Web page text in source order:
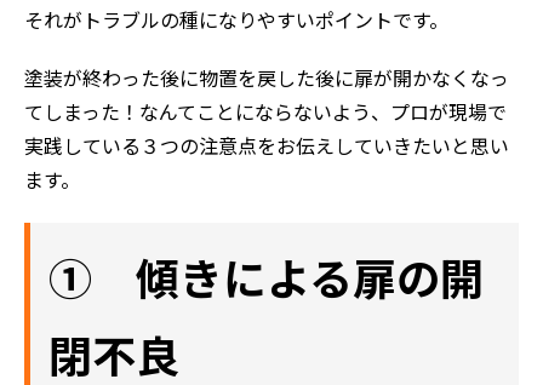
それがトラブルの種になりやすいポイントです。
塗装が終わった後に物置を戻した後に扉が開かなくなっ
てしまった！なんてことにならないよう、プロが現場で
実践している３つの注意点をお伝えしていきたいと思い
ます。
① 傾きによる扉の開
閉不良